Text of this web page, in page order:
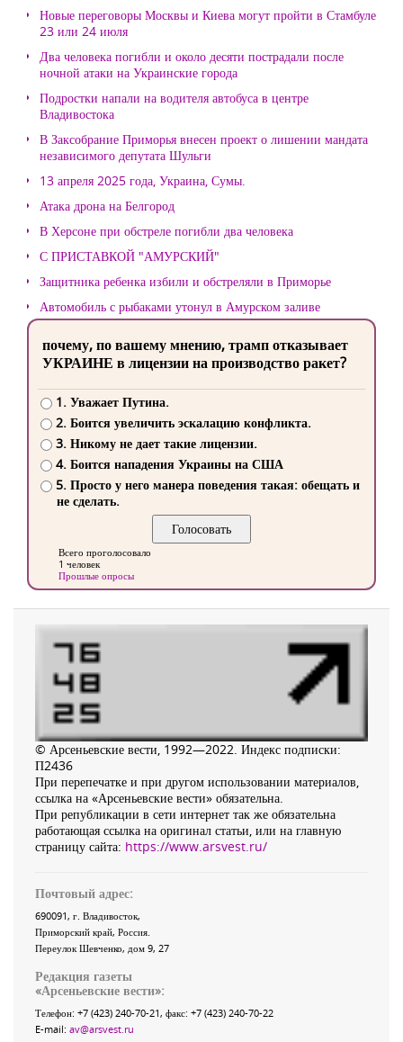
Новые переговоры Москвы и Киева могут пройти в Стамбуле
23 или 24 июля
Два человека погибли и около десяти пострадали после
ночной атаки на Украинские города
Подростки напали на водителя автобуса в центре
Владивостока
В Заксобрание Приморья внесен проект о лишении мандата
независимого депутата Шульги
13 апреля 2025 года, Украина, Сумы.
Атака дрона на Белгород
В Херсоне при обстреле погибли два человека
С ПРИСТАВКОЙ "АМУРСКИЙ"
Защитника ребенка избили и обстреляли в Приморье
Автомобиль с рыбаками утонул в Амурском заливе
почему, по вашему мнению, трамп отказывает
УКРАИНЕ в лицензии на производство ракет?
1. Уважает Путина.
2. Боится увеличить эскалацию конфликта.
3. Никому не дает такие лицензии.
4. Боится нападения Украины на США
5. Просто у него манера поведения такая: обещать и
не сделать.
Всего проголосовало
1 человек
Прошлые опросы
© Арсеньевские вести, 1992—2022. Индекс подписки:
П2436
При перепечатке и при другом использовании материалов,
ссылка на «Арсеньевские вести» обязательна.
При републикации в сети интернет так же обязательна
работающая ссылка на оригинал статьи, или на главную
страницу сайта: https://www.arsvest.ru/
Почтовый адрес:
690091, г. Владивосток,
Приморский край, Россия.
Переулок Шевченко, дом 9, 27
Редакция газеты
«Арсеньевские вести»:
Телефон: +7 (423) 240-70-21, факс: +7 (423) 240-70-22
E-mail: av@arsvest.ru